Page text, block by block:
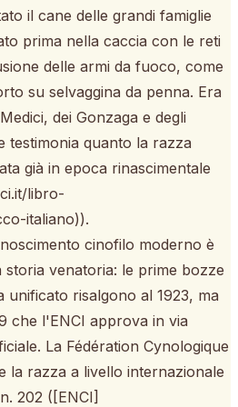
il cane delle grandi famiglie
prima nella caccia con le reti
delle armi da fuoco, come
su selvaggina da penna. Era
dei Gonzaga e degli
testimonia quanto la razza
già in epoca rinascimentale
libro-
italiano)).
cinofilo moderno è
venatoria: le prime bozze
unificato risalgono al 1923, ma
che l'ENCI approva in via
La Fédération Cynologique
la razza a livello internazionale
202 ([ENCI]